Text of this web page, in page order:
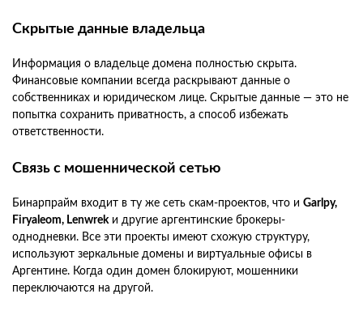
Скрытые данные владельца
Информация о владельце домена полностью скрыта.
Финансовые компании всегда раскрывают данные о
собственниках и юридическом лице. Скрытые данные — это не
попытка сохранить приватность, а способ избежать
ответственности.
Связь с мошеннической сетью
Бинарпрайм входит в ту же сеть скам-проектов, что и Garlpy,
Firyaleom, Lenwrekи другие аргентинские брокеры-
однодневки. Все эти проекты имеют схожую структуру,
используют зеркальные домены и виртуальные офисы в
Аргентине. Когда один домен блокируют, мошенники
переключаются на другой.